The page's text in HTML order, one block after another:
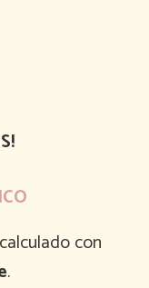
con
.